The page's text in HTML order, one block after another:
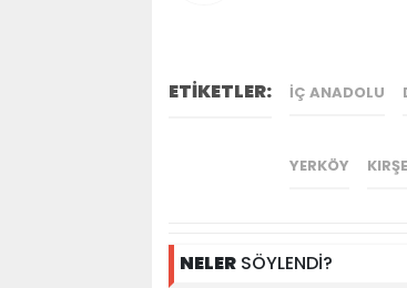
ETİKETLER: İÇ ANADOLU
YERKÖY
NELERSÖYLENDİ?